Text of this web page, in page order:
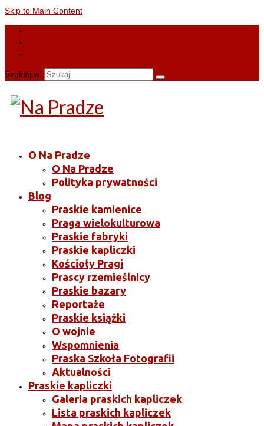
Skip to Main Content
Szuklaj w:
O Na Pradze
O Na Pradze
Polityka prywatności
Blog
Praskie kamienice
Praga wielokulturowa
Praskie fabryki
Praskie kapliczki
Kościoły Pragi
Prascy rzemieślnicy
Praskie bazary
Reportaże
Praskie książki
O wojnie
Wspomnienia
Praska Szkoła Fotografii
Aktualności
Praskie kapliczki
Galeria praskich kapliczek
Lista praskich kapliczek